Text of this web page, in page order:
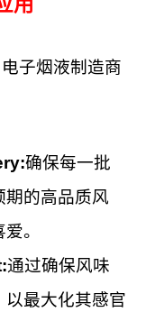
子烟液制造商
确保每一批
期的高品质风
。
通过确保风味
最大化其感官